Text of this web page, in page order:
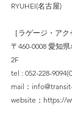
RYUHEI(名古屋)
［ラゲージ・アク
〒460-0008 愛知
2F
tel : 052-228-
mail：
website：https://